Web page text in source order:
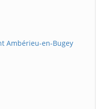
Ambérieu-en-Bugey